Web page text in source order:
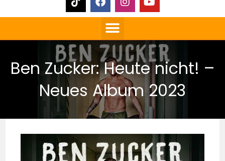
Ben Zucker: Heute nicht! –
Neues Album 2023